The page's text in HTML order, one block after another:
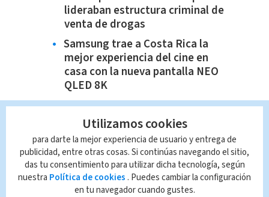
lideraban estructura criminal de
venta de drogas
Samsung trae a Costa Rica la
mejor experiencia del cine en
casa con la nueva pantalla NEO
QLED 8K
Utilizamos cookies
para darte la mejor experiencia de usuario y entrega de
publicidad, entre otras cosas. Si continúas navegando el sitio,
das tu consentimiento para utilizar dicha tecnología, según
nuestra Política de cookies . Puedes cambiar la configuración
en tu navegador cuando gustes.